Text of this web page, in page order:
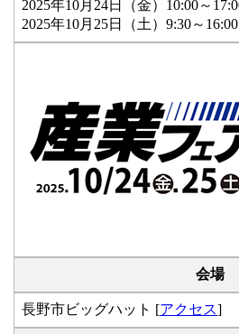
2025年10月24日（金）10:00～
2025年10月25日（土）9:30～16:00
会場
長野市ビッグハット [アクセス]